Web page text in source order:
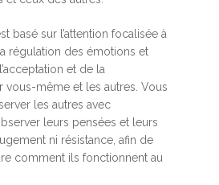
basé sur l’attention focalisée à
régulation des émotions et
et de la
vous-même et les autres. Vous
les autres avec
leurs pensées et leurs
ni résistance, afin de
comment ils fonctionnent au